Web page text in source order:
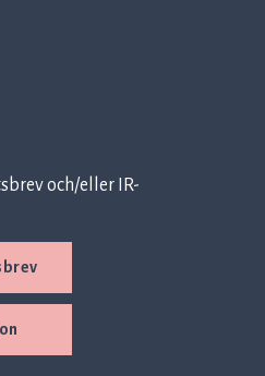
och/eller IR-